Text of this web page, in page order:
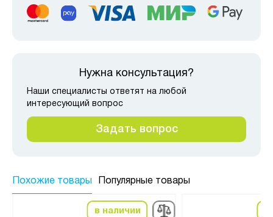
Нужна консультация?
Наши специалисты ответят на любой
интересующий вопрос
Задать вопрос
Похожие товары Популярные товары
в наличии